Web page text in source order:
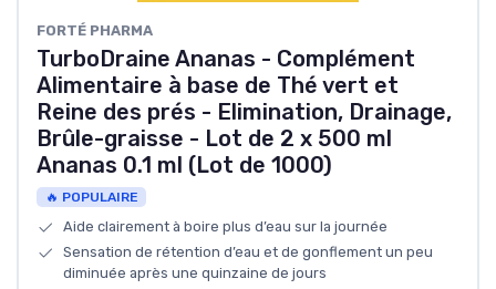
‎FORTÉ PHARMA
TurboDraine Ananas - Complément
Alimentaire à base de Thé vert et
Reine des prés - Elimination, Drainage,
Brûle-graisse - Lot de 2 x 500 ml
Ananas 0.1 ml (Lot de 1000)
🔥 POPULAIRE
Aide clairement à boire plus d’eau sur la journée
Sensation de rétention d’eau et de gonflement un peu
diminuée après une quinzaine de jours